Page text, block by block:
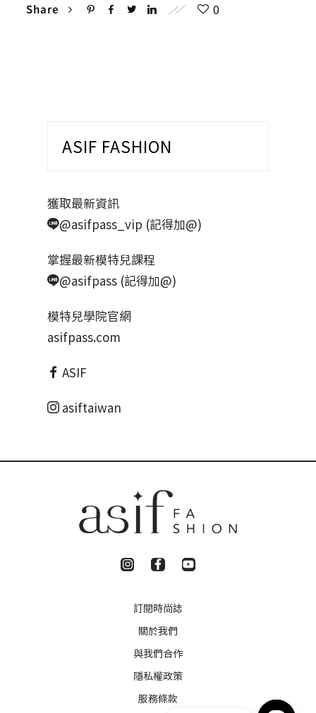
Share 0
ASIF FASHION
獲取最新資訊
@asifpass_vip (記得加@)
掌握最新模特兒課程
@asifpass (記得加@)
模特兒學院官網
asifpass.com
ASIF
asiftaiwan
訂閱時尚誌
關於我們
與我們合作
隱私權政策
服務條款